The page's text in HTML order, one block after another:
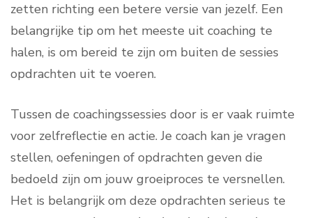
zetten richting een betere versie van jezelf. Een
belangrijke tip om het meeste uit coaching te
halen, is om bereid te zijn om buiten de sessies
opdrachten uit te voeren.
Tussen de coachingssessies door is er vaak ruimte
voor zelfreflectie en actie. Je coach kan je vragen
stellen, oefeningen of opdrachten geven die
bedoeld zijn om jouw groeiproces te versnellen.
Het is belangrijk om deze opdrachten serieus te